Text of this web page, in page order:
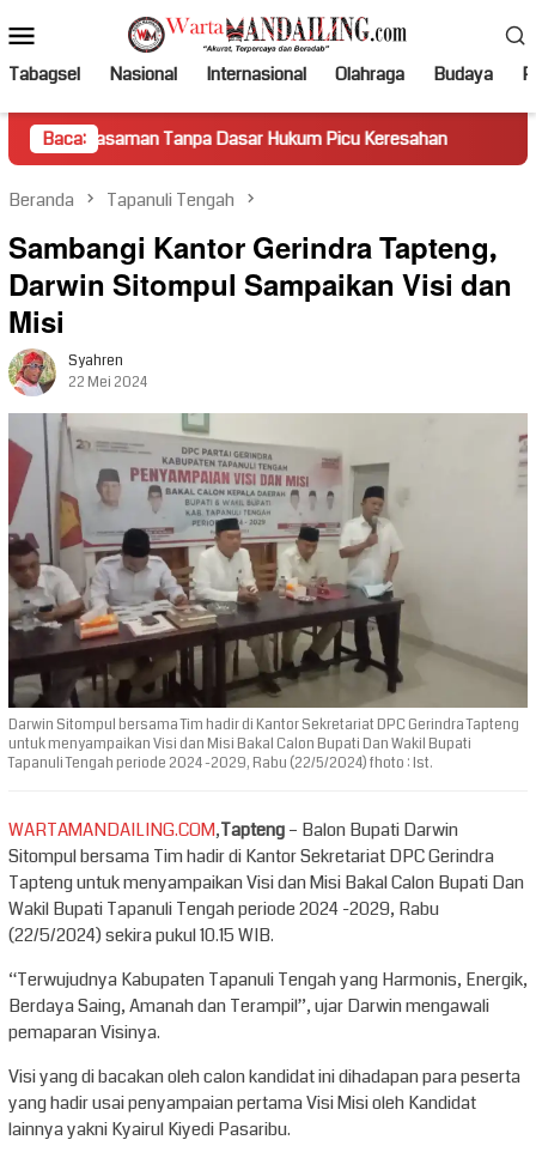
ke
kontenMobile
Tabagsel Nasional Internasional Olahraga Budaya
Baca:
Tanpa Dasar Hukum Picu Keresahan Truk Miring
Beranda Tapanuli Tengah
Sambangi Kantor Gerindra Tapteng,
Darwin Sitompul Sampaikan Visi dan
Misi
Syahren
22 Mei 2024
Darwin Sitompul bersama Tim hadir di Kantor Sekretariat DPC Gerindra Tapteng
untuk menyampaikan Visi dan Misi Bakal Calon Bupati Dan Wakil Bupati
Tapanuli Tengah periode 2024 -2029, Rabu (22/5/2024) fhoto : Ist.
WARTAMANDAILING.COM,Tapteng– Balon Bupati Darwin
Sitompul bersama Tim hadir di Kantor Sekretariat DPC Gerindra
Tapteng untuk menyampaikan Visi dan Misi Bakal Calon Bupati Dan
Wakil Bupati Tapanuli Tengah periode 2024 -2029, Rabu
(22/5/2024) sekira pukul 10.15 WIB.
“Terwujudnya Kabupaten Tapanuli Tengah yang Harmonis, Energik,
Berdaya Saing, Amanah dan Terampil”, ujar Darwin mengawali
pemaparan Visinya.
Visi yang di bacakan oleh calon kandidat ini dihadapan para peserta
yang hadir usai penyampaian pertama Visi Misi oleh Kandidat
lainnya yakni Kyairul Kiyedi Pasaribu.